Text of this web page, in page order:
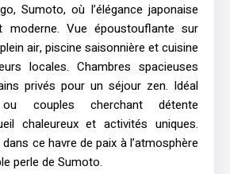
Sumoto, où l’élégance japonaise
Vue époustouflante sur
air, piscine saisonnière et cuisine
locales. Chambres spacieuses
privés pour un séjour zen. Idéal
couples cherchant détente
chaleureux et activités uniques.
ce havre de paix à l’atmosphère
perle de Sumoto.